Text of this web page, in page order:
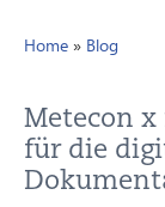
Home » Blog
Metecon x
für die